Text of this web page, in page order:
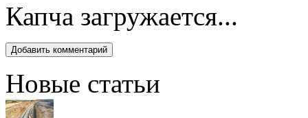
Капча загружается...
Новые статьи